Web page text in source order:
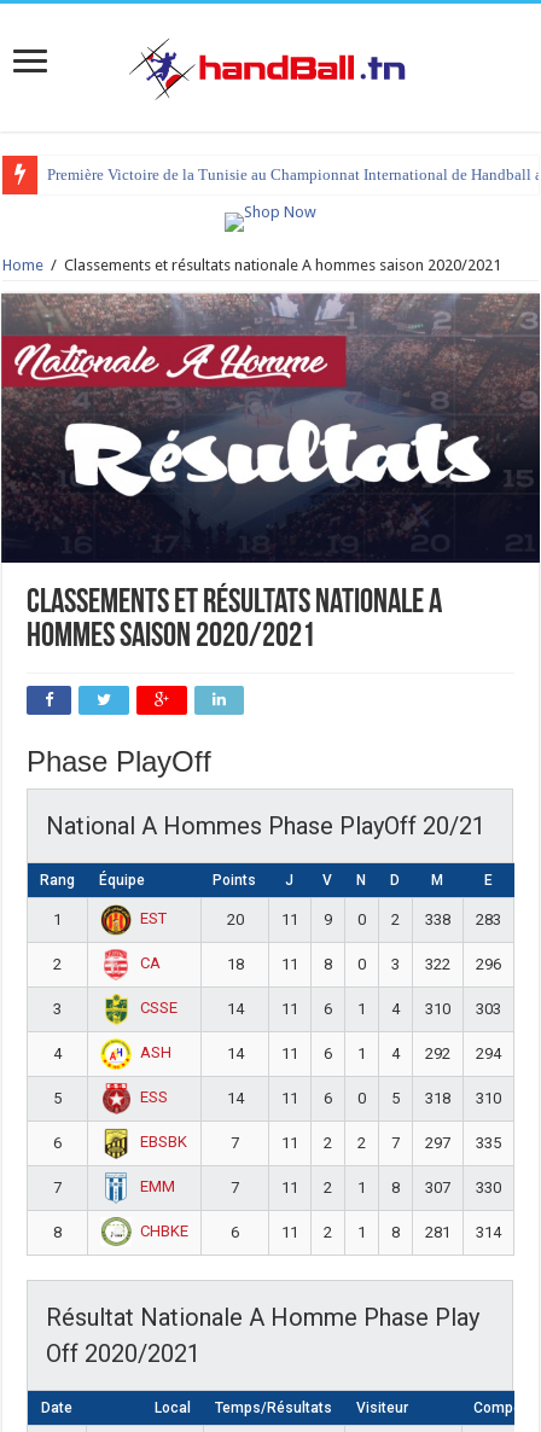
tournoi international Hammamet 2023 : programme et liste des joueurs
Home / Classements et résultats nationale A hommes saison 2020/2021
Classements et résultats nationale A
hommes saison 2020/2021
Phase PlayOff
National A Hommes Phase PlayOff 20/21
Rang Équipe Points J V N D M E
1 EST 20 11 9 0 2 338 283
2 CA 18 11 8 0 3 322 296
3 CSSE 14 11 6 1 4 310 303
4 ASH 14 11 6 1 4 292 294
5 ESS 14 11 6 0 5 318 310
6 EBSBK 7 11 2 2 7 297 335
7 EMM 7 11 2 1 8 307 330
8 CHBKE 6 11 2 1 8 281 314
Résultat Nationale A Homme Phase Play
Off 2020/2021
Date Local Temps/Résultats Visiteur